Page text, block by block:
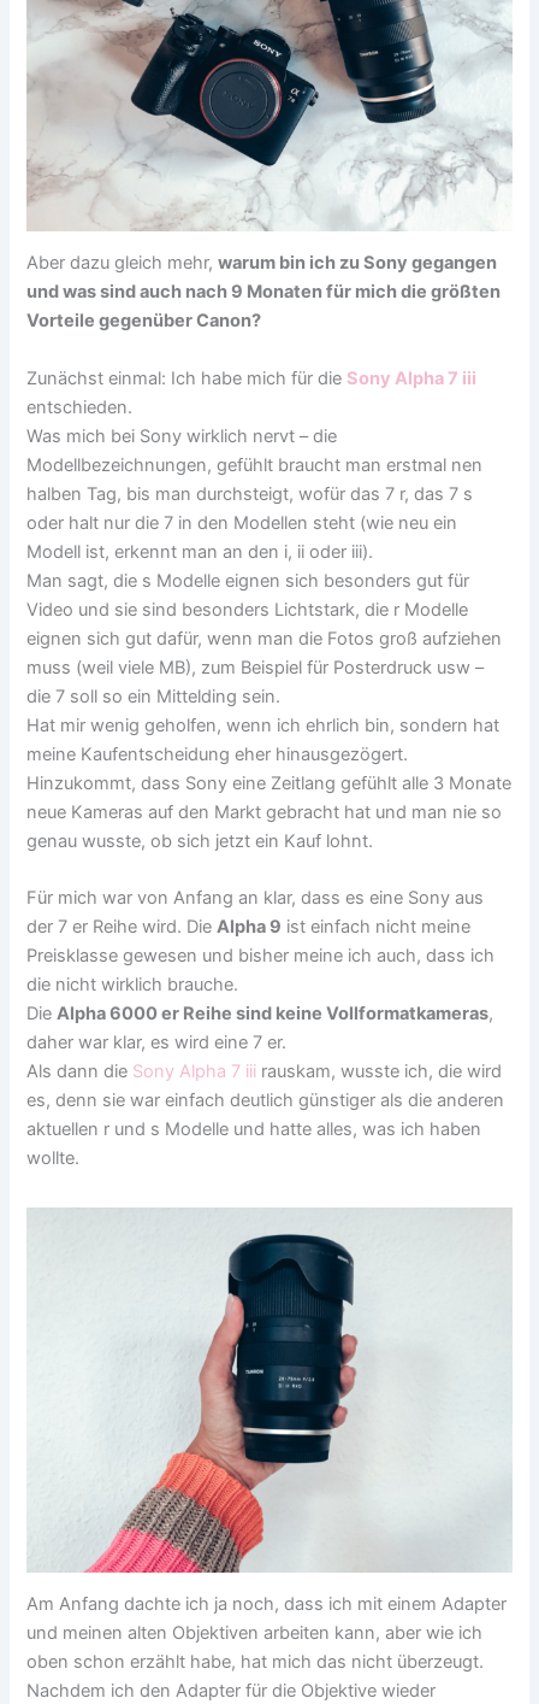
Aber dazu gleich mehr,warum bin ich zu Sony gegangen
und was sind auch nach 9 Monaten für mich die größten
Vorteile gegenüber Canon?
Zunächst einmal: Ich habe mich für die Sony Alpha 7 iii
entschieden.
Was mich bei Sony wirklich nervt – die
Modellbezeichnungen, gefühlt braucht man erstmal nen
halben Tag, bis man durchsteigt, wofür das 7 r, das 7 s
oder halt nur die 7 in den Modellen steht (wie neu ein
Modell ist, erkennt man an den i, ii oder iii).
Man sagt, die s Modelle eignen sich besonders gut für
Video und sie sind besonders Lichtstark, die r Modelle
eignen sich gut dafür, wenn man die Fotos groß aufziehen
muss (weil viele MB), zum Beispiel für Posterdruck usw –
die 7 soll so ein Mittelding sein.
Hat mir wenig geholfen, wenn ich ehrlich bin, sondern hat
meine Kaufentscheidung eher hinausgezögert.
Hinzukommt, dass Sony eine Zeitlang gefühlt alle 3 Monate
neue Kameras auf den Markt gebracht hat und man nie so
genau wusste, ob sich jetzt ein Kauf lohnt.
Für mich war von Anfang an klar, dass es eine Sony aus
der 7 er Reihe wird. DieAlpha 9 ist einfach nicht meine
Preisklasse gewesen und bisher meine ich auch, dass ich
die nicht wirklich brauche.
DieAlpha 6000 er Reihe sind keine Vollformatkameras,
daher war klar, es wird eine 7 er.
Als dann die Sony Alpha 7 iii rauskam, wusste ich, die wird
es, denn sie war einfach deutlich günstiger als die anderen
aktuellen r und s Modelle und hatte alles, was ich haben
wollte.
Am Anfang dachte ich ja noch, dass ich mit einem Adapter
und meinen alten Objektiven arbeiten kann, aber wie ich
oben schon erzählt habe, hat mich das nicht überzeugt.
Nachdem ich den Adapter für die Objektive wieder